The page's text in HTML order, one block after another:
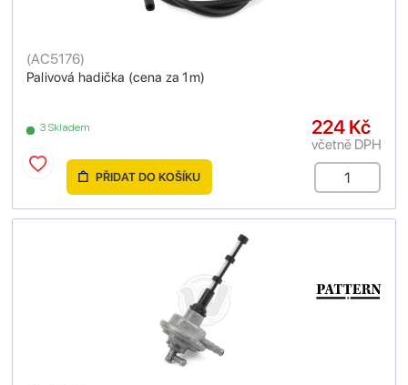
Palivová hadička (cena za 1m)
(AC5176)
3 Skladem 224 Kč
včetně DPH
PŘIDAT DO KOŠÍKU